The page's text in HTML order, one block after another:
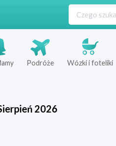
Podróże Wózki i foteliki
2026